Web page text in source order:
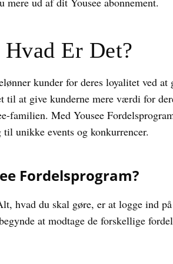
Er Det?
kunder for deres loyalitet ved
at give kunderne mere værdi for
familien. Med Yousee
unikke events og konkurrencer.
Fordelsprogram?
hvad du skal gøre, er at logge ind
at modtage de forskellige